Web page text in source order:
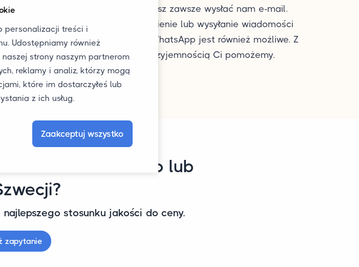
się z nami, aby
wycenę dla
transportu.
Możesz zawsze wysłać nam e-mail.
Dzwonienie lub wysyłanie wiadomości
przez WhatsApp jest również możliwe. Z
przyjemnością Ci pomożemy.
samochodów do lub
stosunku jakości do ceny.
zapytanie
personalizacji treści i
Udostępniamy również
strony naszym partnerom
reklamy i analiz, którzy mogą
które im dostarczyłeś lub
z ich usług.
Zaakceptuj wszystko